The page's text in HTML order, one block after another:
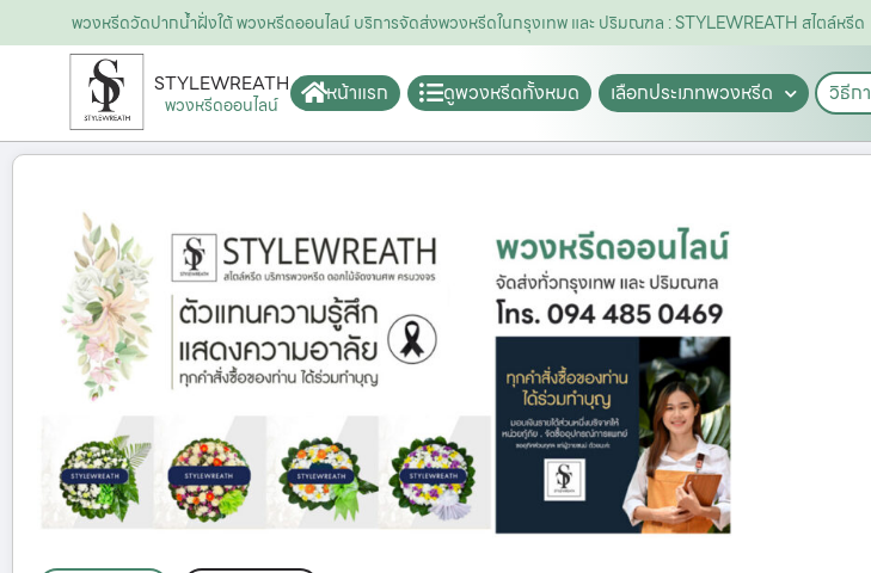
พวงหรีดวัดปากน้ำฝั่งใต้ พวงหรีดออนไลน์ บริการจัดส่งพวงหรีดในกรุงเทพ และ ปริมณฑล : STYLEWREATH สไตล์หรีด
STYLEWREATH
พวงหรีดออนไลน์ หน้าแรก ดูพวงหรีดทั้งหมด เลือกประเภทพวงหรีด วิธีก